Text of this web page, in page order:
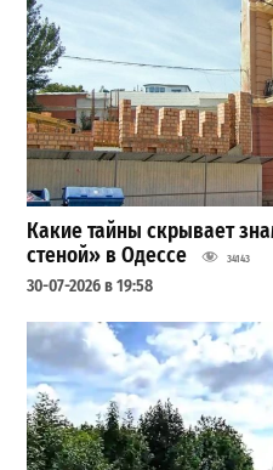
Какие тайны скрывает
стеной» в Одессе
34143
30-07-2026 в 19:58